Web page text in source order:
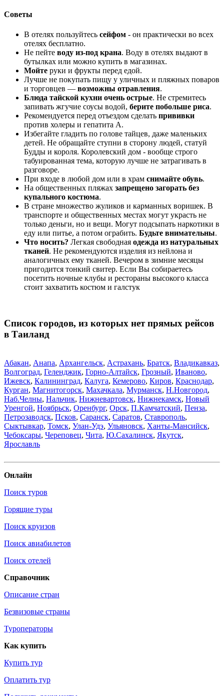
Советы
В отелях пользуйтесь сейфом - он практически во всех
отелях бесплатно.
Не пейте воду из-под крана. Воду в отелях выдают в
бутылках или можно купить в магазинах.
Мойте руки и фрукты перед едой.
Лучше не покупать пищу у уличных и пляжных поваров
и торговцев — возможны отравления.
Блюда тайской кухни очень острые. Не стремитесь
запивать жгучие соусы водой, берите побольше риса.
Рекомендуется перед отъездом сделать прививки
против холеры и гепатита А.
Избегайте гладить по голове тайцев, даже маленьких
детей. Не обращайте ступни в сторону людей, статуй
Будды и короля. Королевский дом - вообще строго
табуированная тема, которую лучше не затрагивать в
разговоре.
При входе в любой дом или в храм снимайте обувь.
На общественных пляжах запрещено загорать без
купального костюма.
В стране множество жуликов и карманных воришек. В
транспорте и общественных местах могут украсть не
только деньги, но и вещи. Могут подсыпать наркотики в
еду или питье, а потом ограбить. Будьте внимательны.
Что носить? Легкая свободная одежда из натуральных
тканей. Не рекомендуются изделия из нейлона и
аналогичных ему тканей. Вечером в зимние месяцы
пригодится тонкий свитер. Если Вы собираетесь
посетить ночные клубы и рестораны высокого класса
стоит захватить костюм и галстук
Список городов, из которых нет прямых рейсов
в Таиланд
Абакан, Анапа, Архангельск, Астрахань, Братск, Владикавказ,
Волгоград, Геленджик, Горно-Алтайск, Грозный, Иваново,
Ижевск, Калининград, Калуга, Кемерово, Киров, Краснодар,
Курган, Магнитогорск, Махачкала, Мурманск, Н.Новгород,
Наб.Челны, Нальчик, Нижневартовск, Нижнекамск, Новый
Уренгой, Ноябрьск, Оренбург, Орск, П.Камчатский, Пенза,
Петрозаводск, Псков, Саранск, Саратов, Ставрополь,
Сыктывкар, Томск, Улан-Удэ, Ульяновск, Ханты-Мансийск,
Чебоксары, Череповец, Чита, Ю.Сахалинск, Якутск,
Ярославль
Онлайн
Поиск туров
Горящие туры
Поиск круизов
Поиск авиабилетов
Поиск отелей
Справочник
Описание стран
Безвизовые страны
Туроператоры
Как купить
Купить тур
Оплатить тур